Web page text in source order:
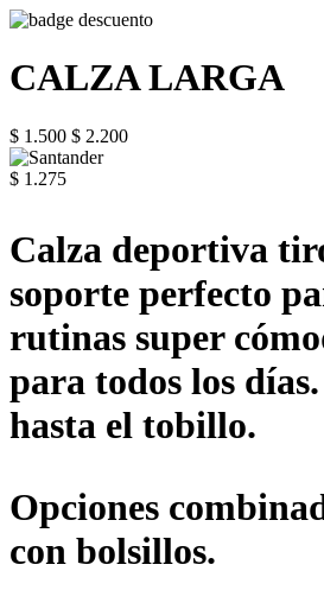
CALZA LARGA
$ 1.500 $ 2.200
$ 1.275
Calza deportiva
soporte perfecto
rutinas super
para todos los
hasta el tobillo.
Opciones
con bolsillos.